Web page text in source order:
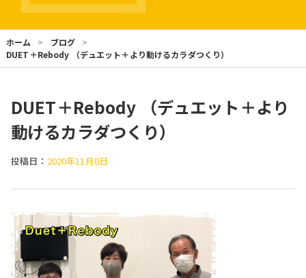
ホーム
ブログ
DUET＋Rebody （デュエット＋より動けるカラダつくり）
DUET＋Rebody （デュエット＋より
動けるカラダつくり）
投稿日： 2020年11月8日